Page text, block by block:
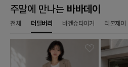
주말에 만나는 바바데이
전체 더틸버리 바겐슈타이거 리본제이